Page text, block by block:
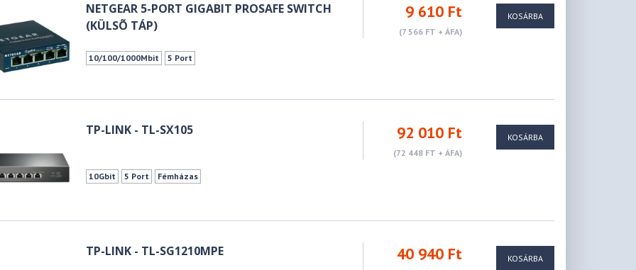
NETGEAR 5-PORT GIGABIT PROSAFE SWITCH
(KÜLSÕ TÁP)
9 610 Ft
(7 566 FT + ÁFA)
10/100/1000Mbit 5 Port
KOSÁRBA
TP-LINK - TL-SX105 92 010 Ft
(72 448 FT + ÁFA)
10Gbit 5 Port Fémházas
KOSÁRBA
TP-LINK - TL-SG1210MPE 40 940 Ft KOSÁRBA